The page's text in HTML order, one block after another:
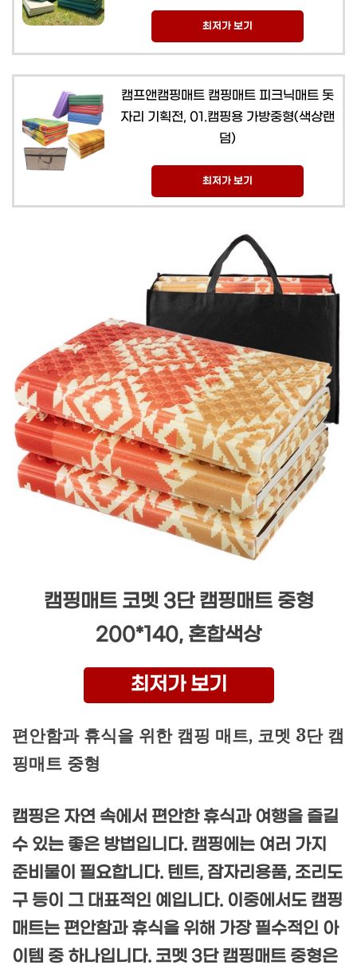
최저가 보기
캠프앤캠핑매트 캠핑매트 피크닉매트 돗
자리 기획전, 01.캠핑용 가방중형(색상랜
덤)
최저가 보기
캠핑매트 코멧 3단 캠핑매트 중형
200*140, 혼합색상
최저가 보기
편안함과 휴식을 위한 캠핑 매트, 코멧 3단 캠
핑매트 중형
캠핑은 자연 속에서 편안한 휴식과 여행을 즐길
수 있는 좋은 방법입니다. 캠핑에는 여러 가지
준비물이 필요합니다. 텐트, 잠자리용품, 조리도
구 등이 그 대표적인 예입니다. 이중에서도 캠핑
매트는 편안함과 휴식을 위해 가장 필수적인 아
이템 중 하나입니다. 코멧 3단 캠핑매트 중형은